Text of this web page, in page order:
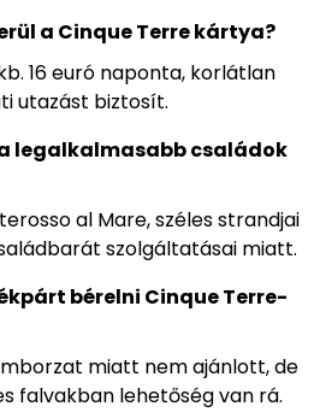
a Cinque Terre kártya?
16 euró naponta, korlátlan
utazást biztosít.
legalkalmasabb családok
al Mare, széles strandjai
szolgáltatásai miatt.
bérelni Cinque Terre-
miatt nem ajánlott, de
falvakban lehetőség van rá.